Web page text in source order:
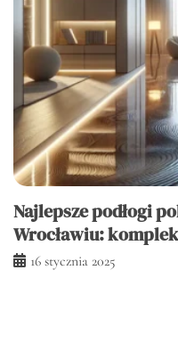
Najlepsze podłogi
Wrocławiu:
16 stycznia 2025